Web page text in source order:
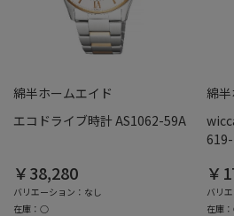
綿半ホームエイド
エコドライブ時計 AS1062-59A
￥38,280
バリエーション：なし
在庫：○
綿
￥
バリ
在庫